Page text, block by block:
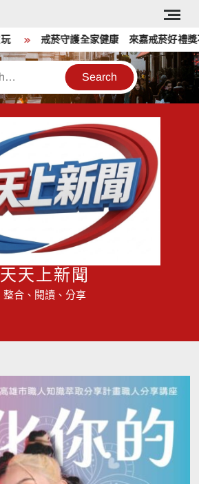
戒菸守護全家健康 來嘉戒菸好禮獎不
天天上新聞
整合、閱讀、分享